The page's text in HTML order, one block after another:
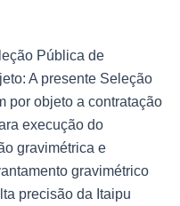
Pública de
A presente Seleção
por objeto a contratação
execução do
gravimétrica e
gravimétrico
precisão da Itaipu